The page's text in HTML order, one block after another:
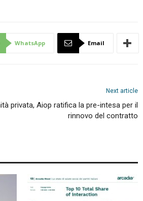
WhatsApp Email
Next article
privata, Aiop ratifica la pre-intesa per il
rinnovo del contratto